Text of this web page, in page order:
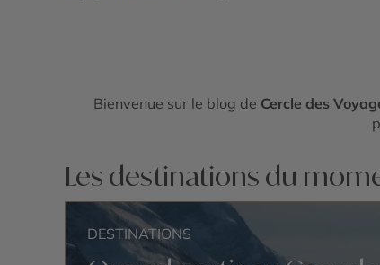
Bienvenue sur le blog de Cercle des
Les destinations du
DESTINATIONS